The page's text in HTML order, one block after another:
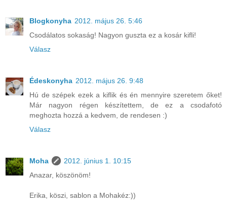
Blogkonyha 2012. május 26. 5:46
Csodálatos sokaság! Nagyon guszta ez a kosár kifli!
Válasz
Édeskonyha 2012. május 26. 9:48
Hú de szépek ezek a kiflik és én mennyire szeretem őket!
Már nagyon régen készítettem, de ez a csodafotó
meghozta hozzá a kedvem, de rendesen :)
Válasz
Moha
2012. június 1. 10:15
Anazar, köszönöm!
Erika, köszi, sablon a Mohakéz:))